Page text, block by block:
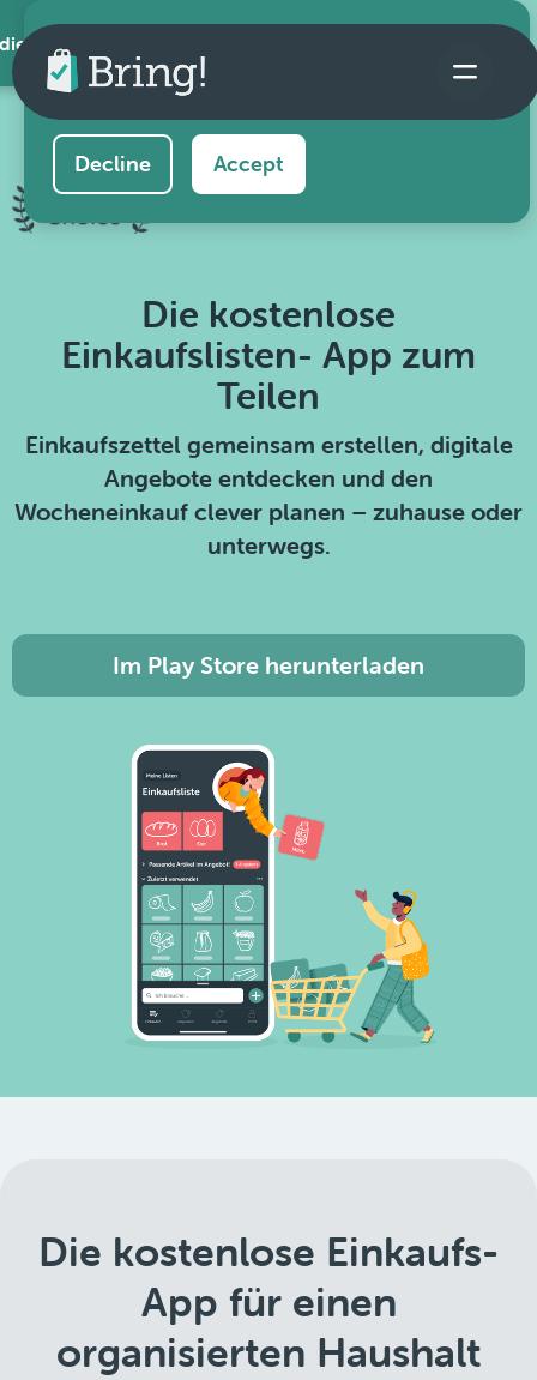
AppThis website uses cookies to ensure you get the
best experience on our website.
Decline Accept
Die kostenlose
Einkaufslisten- App zum
Teilen
Einkaufszettel gemeinsam erstellen, digitale
Angebote entdecken und den
Wocheneinkauf clever planen – zuhause oder
unterwegs.
Im Play Store herunterladen
Die kostenlose Einkaufs-
App für einen
organisierten Haushalt